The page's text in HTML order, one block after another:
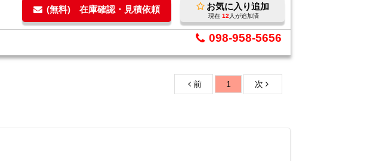
(無料) 在庫確認・見積依頼 お気に入り追加
現在 12 人が追加済
098-958-5656
前 1 次